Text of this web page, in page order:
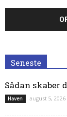
Seneste
Sådan skaber
Haven august 5, 2026